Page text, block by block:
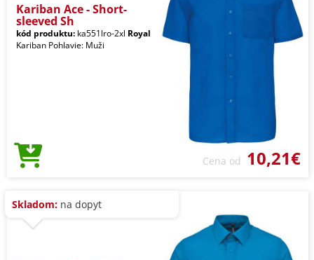
Kariban Ace - Short-
sleeved Sh
kód produktu: ka551lro-2xl Royal
Kariban Pohlavie: Muži
Cena od 10,21€
Skladom: na dopyt